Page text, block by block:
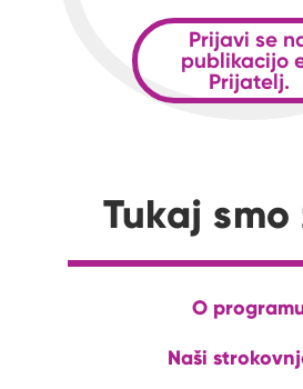
Prijavi se
publikacijo
Prijatelj.
Tukaj
O
Naši